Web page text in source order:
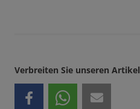
Verbreiten Sie unseren Artikel